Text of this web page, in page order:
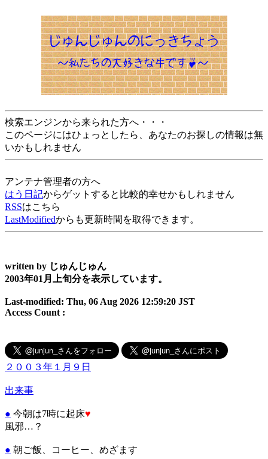
検索エンジンから来られた方へ・・・
このページにはひょっとしたら、あなたのお探しの情報は無
いかもしれません
アンテナ管理者の方へ
はう日記からゲットすると比較的幸せかもしれません
RSSはこちら
LastModifiedからも更新時間を取得できます。
written by じゅんじゅん
2003年01月上旬分を表示しています。
Last-modified: Thu, 06 Aug 2026 12:59:20 JST
Access Count :
２００３年１月９日
出来事
● 今朝は7時に起床♥
風邪…？
● 朝ご飯、コーヒー、めざます